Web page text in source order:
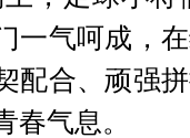
一气呵成，
配合、顽强
春气息。